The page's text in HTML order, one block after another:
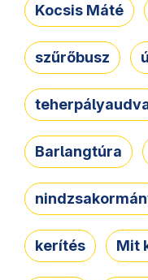
Kocsis Máté
szűrőbusz
Barlangtúra
kerítés Mit